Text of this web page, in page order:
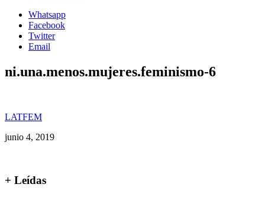
Whatsapp
Facebook
Twitter
Email
ni.una.menos.mujeres.feminismo-6
LATFEM
junio 4, 2019
+ Leídas